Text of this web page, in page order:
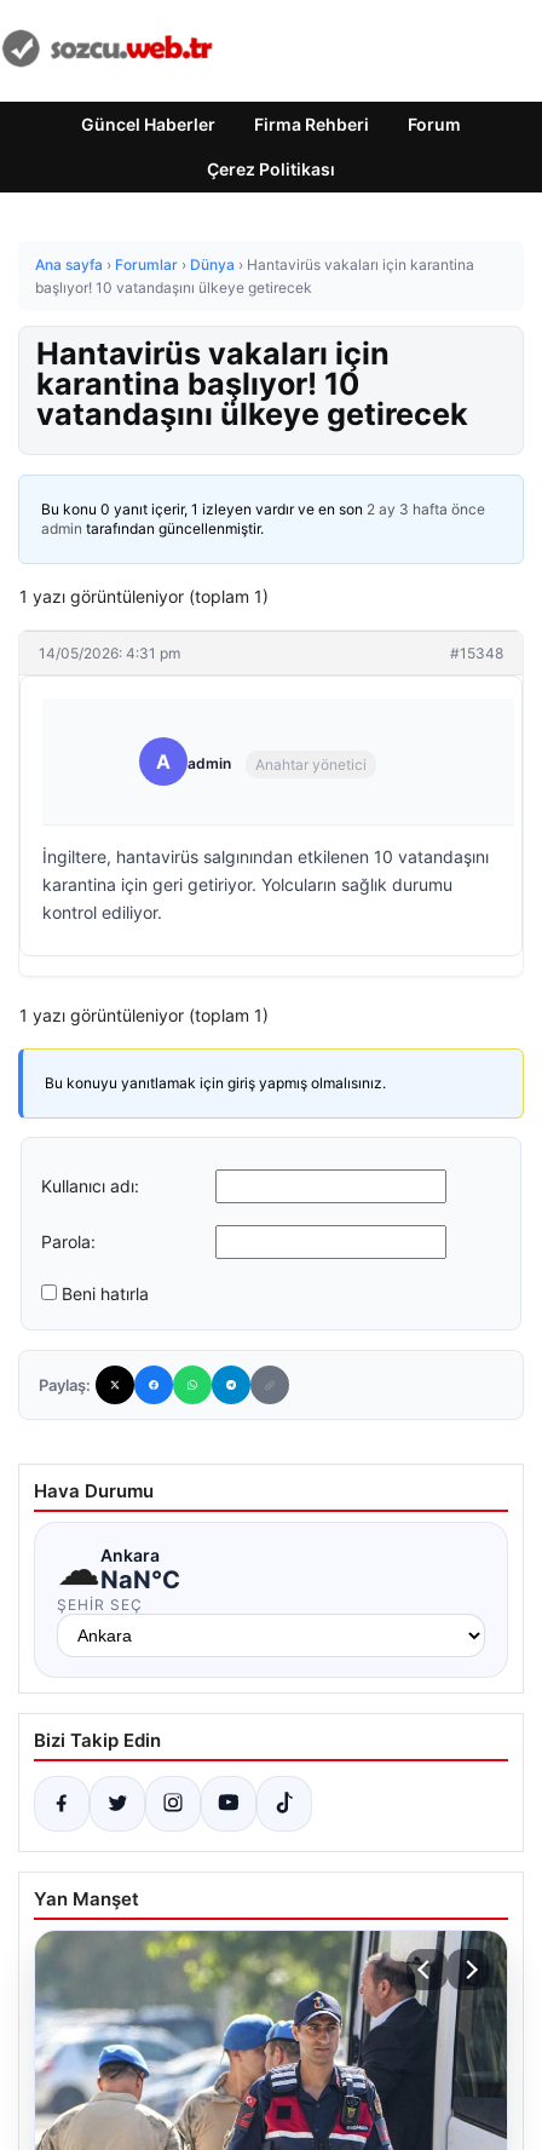
Güncel Haberler Firma Rehberi Forum
Çerez Politikası
Ana sayfa › Forumlar › Dünya › Hantavirüs vakaları için karantina
başlıyor! 10 vatandaşını ülkeye getirecek
Hantavirüs vakaları için
karantina başlıyor! 10
vatandaşını ülkeye getirecek
Bu konu 0 yanıt içerir, 1 izleyen vardır ve en son 2 ay 3 hafta önce
admin tarafından güncellenmiştir.
1 yazı görüntüleniyor (toplam 1)
14/05/2026: 4:31 pm #15348
A admin Anahtar yönetici
İngiltere, hantavirüs salgınından etkilenen 10 vatandaşını
karantina için geri getiriyor. Yolcuların sağlık durumu
kontrol ediliyor.
1 yazı görüntüleniyor (toplam 1)
Bu konuyu yanıtlamak için giriş yapmış olmalısınız.
Kullanıcı adı:
Parola:
Beni hatırla
Paylaş:
Hava Durumu
☁Ankara
NaN°C
ŞEHIR SEÇ
Bizi Takip Edin
Yan Manşet